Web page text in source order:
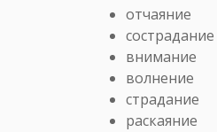
отчаяние
сострадание
внимание
волнение
страдание
раскаяние